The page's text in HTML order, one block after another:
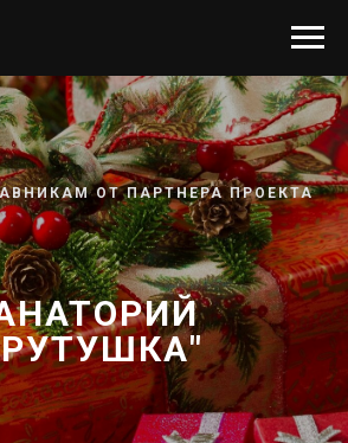
ОТ ПАРТНЕРА ПРОЕКТА